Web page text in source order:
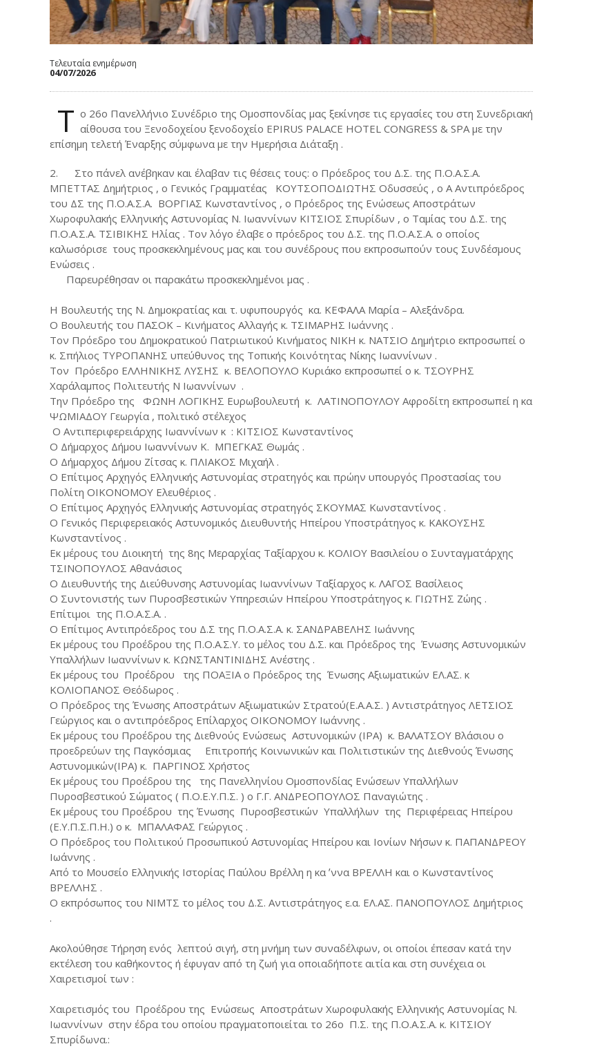
Τελευταία ενημέρωση
04/07/2026
Τ ο 26ο Πανελλήνιο Συνέδριο της Ομοσπονδίας μας ξεκίνησε τις εργασίες του στη Συνεδριακή
αίθουσα του Ξενοδοχείου ξενοδοχείο EPIRUS PALACE HOTEL CONGRESS & SPA με την
επίσημη τελετή Έναρξης σύμφωνα με την Ημερήσια Διάταξη .
2.
Στο πάνελ ανέβηκαν και έλαβαν τις θέσεις τους: ο Πρόεδρος του Δ.Σ. της Π.Ο.Α.Σ.Α.
ΜΠΕΤΤΑΣ Δημήτριος , ο Γενικός Γραμματέας ΚΟΥΤΣΟΠΟΔΙΩΤΗΣ Οδυσσεύς , ο Α Αντιπρόεδρος
του ΔΣ της Π.Ο.Α.Σ.Α. ΒΟΡΓΙΑΣ Κωνσταντίνος , ο Πρόεδρος της Ενώσεως Αποστράτων
Χωροφυλακής Ελληνικής Αστυνομίας Ν. Ιωαννίνων ΚΙΤΣΙΟΣ Σπυρίδων , ο Ταμίας του Δ.Σ. της
Π.Ο.Α.Σ.Α. ΤΣΙΒΙΚΗΣ Ηλίας . Τον λόγο έλαβε ο πρόεδρος του Δ.Σ. της Π.Ο.Α.Σ.Α. ο οποίος
καλωσόρισε τους προσκεκλημένους μας και του συνέδρους που εκπροσωπούν τους Συνδέσμους
Ενώσεις .
Παρευρέθησαν οι παρακάτω προσκεκλημένοι μας .
Η Βουλευτής της Ν. Δημοκρατίας και τ. υφυπουργός κα. ΚΕΦΑΛΑ Μαρία – Αλεξάνδρα.
Ο Βουλευτής του ΠΑΣΟΚ – Κινήματος Αλλαγής κ. ΤΣΙΜΑΡΗΣ Ιωάννης .
Τον Πρόεδρο του Δημοκρατικού Πατριωτικού Κινήματος ΝΙΚΗ κ. ΝΑΤΣΙΟ Δημήτριο εκπροσωπεί ο
κ. Σπήλιος ΤΥΡΟΠΑΝΗΣ υπεύθυνος της Τοπικής Κοινότητας Νίκης Ιωαννίνων .
Τον Πρόεδρο ΕΛΛΗΝΙΚΗΣ ΛΥΣΗΣ κ. ΒΕΛΟΠΟΥΛΟ Κυριάκο εκπροσωπεί ο κ. ΤΣΟΥΡΗΣ
Χαράλαμπος Πολιτευτής Ν Ιωαννίνων .
Την Πρόεδρο της ΦΩΝΗ ΛΟΓΙΚΗΣ Ευρωβουλευτή κ. ΛΑΤΙΝΟΠΟΥΛΟΥ Αφροδίτη εκπροσωπεί η κα
ΨΩΜΙΑΔΟΥ Γεωργία , πολιτικό στέλεχος
Ο Αντιπεριφερειάρχης Ιωαννίνων κ : ΚΙΤΣΙΟΣ Κωνσταντίνος
Ο Δήμαρχος Δήμου Ιωαννίνων Κ. ΜΠΕΓΚΑΣ Θωμάς .
Ο Δήμαρχος Δήμου Ζίτσας κ. ΠΛΙΑΚΟΣ Μιχαήλ .
Ο Επίτιμος Αρχηγός Ελληνικής Αστυνομίας στρατηγός και πρώην υπουργός Προστασίας του
Πολίτη ΟΙΚΟΝΟΜΟΥ Ελευθέριος .
Ο Επίτιμος Αρχηγός Ελληνικής Αστυνομίας στρατηγός ΣΚΟΥΜΑΣ Κωνσταντίνος .
Ο Γενικός Περιφερειακός Αστυνομικός Διευθυντής Ηπείρου Υποστράτηγος κ. ΚΑΚΟΥΣΗΣ
Κωνσταντίνος .
Εκ μέρους του Διοικητή της 8ης Μεραρχίας Ταξίαρχου κ. ΚΟΛΙΟΥ Βασιλείου ο Συνταγματάρχης
ΤΣΙΝΟΠΟΥΛΟΣ Αθανάσιος
Ο Διευθυντής της Διεύθυνσης Αστυνομίας Ιωαννίνων Ταξίαρχος κ. ΛΑΓΟΣ Βασίλειος
Ο Συντονιστής των Πυροσβεστικών Υπηρεσιών Ηπείρου Υποστράτηγος κ. ΓΙΩΤΗΣ Ζώης .
Επίτιμοι της Π.Ο.Α.Σ.Α. .
Ο Επίτιμος Αντιπρόεδρος του Δ.Σ της Π.Ο.Α.Σ.Α. κ. ΣΑΝΔΡΑΒΕΛΗΣ Ιωάννης
Εκ μέρους του Προέδρου της Π.Ο.Α.Σ.Υ. το μέλος του Δ.Σ. και Πρόεδρος της Ένωσης Αστυνομικών
Υπαλλήλων Ιωαννίνων κ. ΚΩΝΣΤΑΝΤΙΝΙΔΗΣ Ανέστης .
Εκ μέρους του Προέδρου της ΠΟΑΞΙΑ ο Πρόεδρος της Ένωσης Αξιωματικών ΕΛ.ΑΣ. κ
ΚΟΛΙΟΠΑΝΟΣ Θεόδωρος .
Ο Πρόεδρος της Ένωσης Αποστράτων Αξιωματικών Στρατού(Ε.Α.Α.Σ. ) Αντιστράτηγος ΛΕΤΣΙΟΣ
Γεώργιος και ο αντιπρόεδρος Επίλαρχος ΟΙΚΟΝΟΜΟΥ Ιωάννης .
Εκ μέρους του Προέδρου της Διεθνούς Ενώσεως Αστυνομικών (ΙΡΑ) κ. ΒΑΛΑΤΣΟΥ Βλάσιου ο
προεδρεύων της Παγκόσμιας Επιτροπής Κοινωνικών και Πολιτιστικών της Διεθνούς Ένωσης
Αστυνομικών(ΙΡΑ) κ. ΠΑΡΓΙΝΟΣ Χρήστος
Εκ μέρους του Προέδρου της της Πανελληνίου Ομοσπονδίας Ενώσεων Υπαλλήλων
Πυροσβεστικού Σώματος ( Π.Ο.Ε.Υ.Π.Σ. ) ο Γ.Γ. ΑΝΔΡΕΟΠΟΥΛΟΣ Παναγιώτης .
Εκ μέρους του Προέδρου της Ένωσης Πυροσβεστικών Υπαλλήλων της Περιφέρειας Ηπείρου
(E.Y.Π.Σ.Π.H.) ο κ. ΜΠΑΛΑΦΑΣ Γεώργιος .
Ο Πρόεδρος του Πολιτικού Προσωπικού Αστυνομίας Ηπείρου και Ιονίων Νήσων κ. ΠΑΠΑΝΔΡΕΟΥ
Ιωάννης .
Από το Μουσείο Ελληνικής Ιστορίας Παύλου Βρέλλη η κα ʼννα ΒΡΕΛΛΗ και ο Κωνσταντίνος
ΒΡΕΛΛΗΣ .
Ο εκπρόσωπος του ΝΙΜΤΣ το μέλος του Δ.Σ. Αντιστράτηγος ε.α. ΕΛ.ΑΣ. ΠΑΝΟΠΟΥΛΟΣ Δημήτριος
.
Ακολούθησε Τήρηση ενός λεπτού σιγή, στη μνήμη των συναδέλφων, οι οποίοι έπεσαν κατά την
εκτέλεση του καθήκοντος ή έφυγαν από τη ζωή για οποιαδήποτε αιτία και στη συνέχεια οι
Χαιρετισμοί των :
Χαιρετισμός του Προέδρου της Ενώσεως Αποστράτων Χωροφυλακής Ελληνικής Αστυνομίας Ν.
Ιωαννίνων στην έδρα του οποίου πραγματοποιείται το 26ο Π.Σ. της Π.Ο.Α.Σ.Α. κ. ΚΙΤΣΙΟΥ
Σπυρίδωνα.: